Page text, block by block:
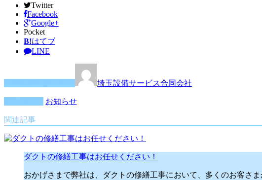
Twitter
Facebook
Google+
Pocket
B!はてブ
LINE
埼玉設備サービス合同会社
お知らせ
関連記事
ダクトの修繕工事はお任せください！
おかげさまで弊社は、ダクトの修繕工事において、多くのお客さ